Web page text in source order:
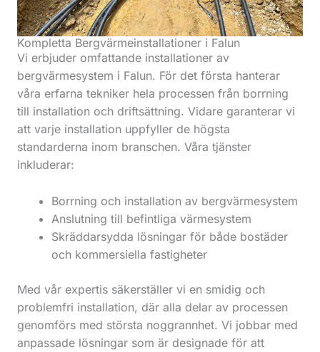
Kompletta Bergvärmeinstallationer i Falun
Vi erbjuder omfattande installationer av
bergvärmesystem i Falun. För det första hanterar
våra erfarna tekniker hela processen från borrning
till installation och driftsättning. Vidare garanterar vi
att varje installation uppfyller de högsta
standarderna inom branschen. Våra tjänster
inkluderar:
Borrning och installation av bergvärmesystem
Anslutning till befintliga värmesystem
Skräddarsydda lösningar för både bostäder
och kommersiella fastigheter
Med vår expertis säkerställer vi en smidig och
problemfri installation, där alla delar av processen
genomförs med största noggrannhet. Vi jobbar med
anpassade lösningar som är designade för att